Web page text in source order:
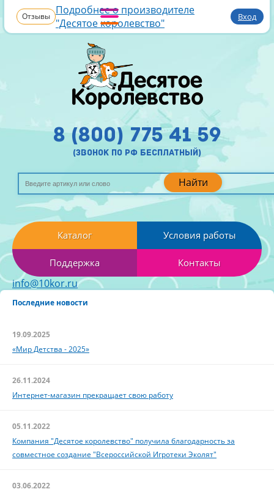
Отзывы Подробнее о производителе
"Десятое королевство"
Вход
Найти
8 (800) 775 41 59
(звонок по рф бесплатный)
Каталог Условия работы
Поддержка Контакты
info@10kor.ru
Последние новости
19.09.2025
«Мир Детства - 2025»
26.11.2024
Интернет-магазин прекращает свою работу
05.11.2022
Компания "Десятое королевство" получила благодарность за
совместное создание "Всероссийской Игротеки Эколят"
03.06.2022